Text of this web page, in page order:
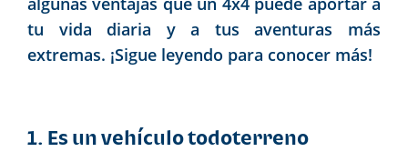
tu vida diaria y a tus aventuras más
extremas. ¡Sigue leyendo para conocer más!
1. Es un vehículo todoterreno